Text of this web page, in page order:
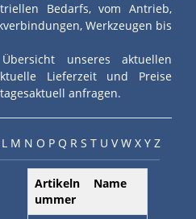
Bedarfs, vom Antrieb,
Werkzeugen bis
unseres aktuellen
Lieferzeit und Preise
anfragen.
L M N O P Q R S T U V W X Y Z
Artikeln
ummer
Name